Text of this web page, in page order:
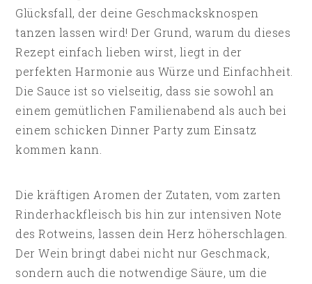
Glücksfall, der deine Geschmacksknospen
tanzen lassen wird! Der Grund, warum du dieses
Rezept einfach lieben wirst, liegt in der
perfekten Harmonie aus Würze und Einfachheit.
Die Sauce ist so vielseitig, dass sie sowohl an
einem gemütlichen Familienabend als auch bei
einem schicken Dinner Party zum Einsatz
kommen kann.
Die kräftigen Aromen der Zutaten, vom zarten
Rinderhackfleisch bis hin zur intensiven Note
des Rotweins, lassen dein Herz höherschlagen.
Der Wein bringt dabei nicht nur Geschmack,
sondern auch die notwendige Säure, um die